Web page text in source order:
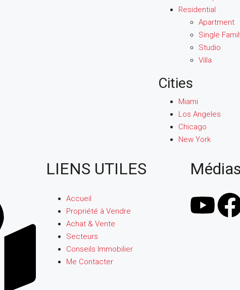
Residential
Apartment
Single
Studio
Villa
Cities
Miami
Los Angeles
Chicago
New York
LIENS UTILES
Accueil
Propriété à Vendre
Achat & Vente
Secteurs
Conseils Immobilier
Me Contacter